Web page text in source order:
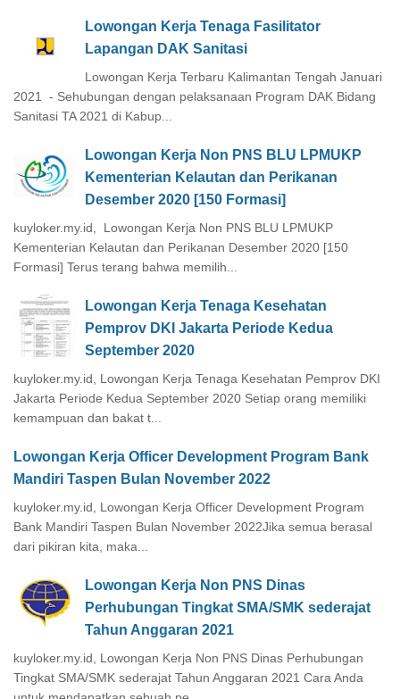
Lowongan Kerja Tenaga Fasilitator
Lapangan DAK Sanitasi
Lowongan Kerja Terbaru Kalimantan Tengah Januari
2021 - Sehubungan dengan pelaksanaan Program DAK Bidang
Sanitasi TA 2021 di Kabup...
Lowongan Kerja Non PNS BLU LPMUKP
Kementerian Kelautan dan Perikanan
Desember 2020 [150 Formasi]
kuyloker.my.id, Lowongan Kerja Non PNS BLU LPMUKP
Kementerian Kelautan dan Perikanan Desember 2020 [150
Formasi] Terus terang bahwa memilih...
Lowongan Kerja Tenaga Kesehatan
Pemprov DKI Jakarta Periode Kedua
September 2020
kuyloker.my.id, Lowongan Kerja Tenaga Kesehatan Pemprov DKI
Jakarta Periode Kedua September 2020 Setiap orang memiliki
kemampuan dan bakat t...
Lowongan Kerja Officer Development Program Bank
Mandiri Taspen Bulan November 2022
kuyloker.my.id, Lowongan Kerja Officer Development Program
Bank Mandiri Taspen Bulan November 2022Jika semua berasal
dari pikiran kita, maka...
Lowongan Kerja Non PNS Dinas
Perhubungan Tingkat SMA/SMK sederajat
Tahun Anggaran 2021
kuyloker.my.id, Lowongan Kerja Non PNS Dinas Perhubungan
Tingkat SMA/SMK sederajat Tahun Anggaran 2021 Cara Anda